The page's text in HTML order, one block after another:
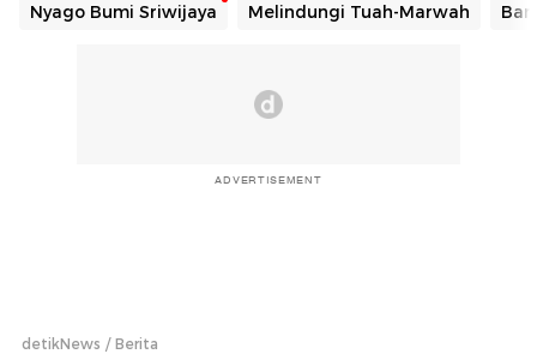
Nyago Bumi Sriwijaya Melindungi Tuah-Marwah
ADVERTISEMENT
detikNews Berita